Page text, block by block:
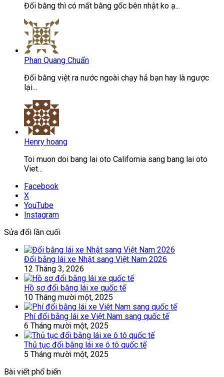
Đổi bằng thì có mất bằng gốc bên nhật ko ạ...
Phan Quang Chuẩn
Đổi bằng việt ra nước ngoài chạy hả bạn hay là ngược
lại...
Henry hoang
Toi muon doi bang lai oto California sang bang lai oto
Viet...
Facebook
X
YouTube
Instagram
Sửa đổi lần cuối
Đổi bằng lái xe Nhật sang Việt Nam 2026
12 Tháng 3, 2026
Hồ sơ đổi bằng lái xe quốc tế
10 Tháng mười một, 2025
Phí đổi bằng lái xe Việt Nam sang quốc tế
6 Tháng mười một, 2025
Thủ tục đổi bằng lái xe ô tô quốc tế
5 Tháng mười một, 2025
Bài viết phổ biến